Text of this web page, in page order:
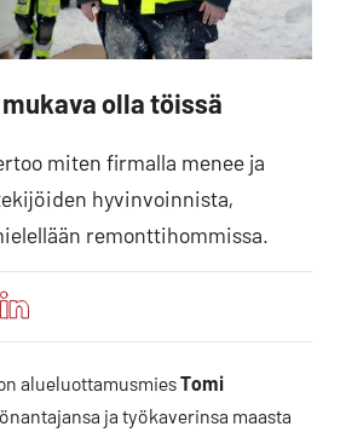
olla töissä
miten firmalla menee ja
hyvinvoinnista,
remonttihommissa.
Jaa
artikkeli
Blueskyssa
Jako:
Jaa
artikkeli
alueluottamusmiesTomi
ja työkaverinsa maasta